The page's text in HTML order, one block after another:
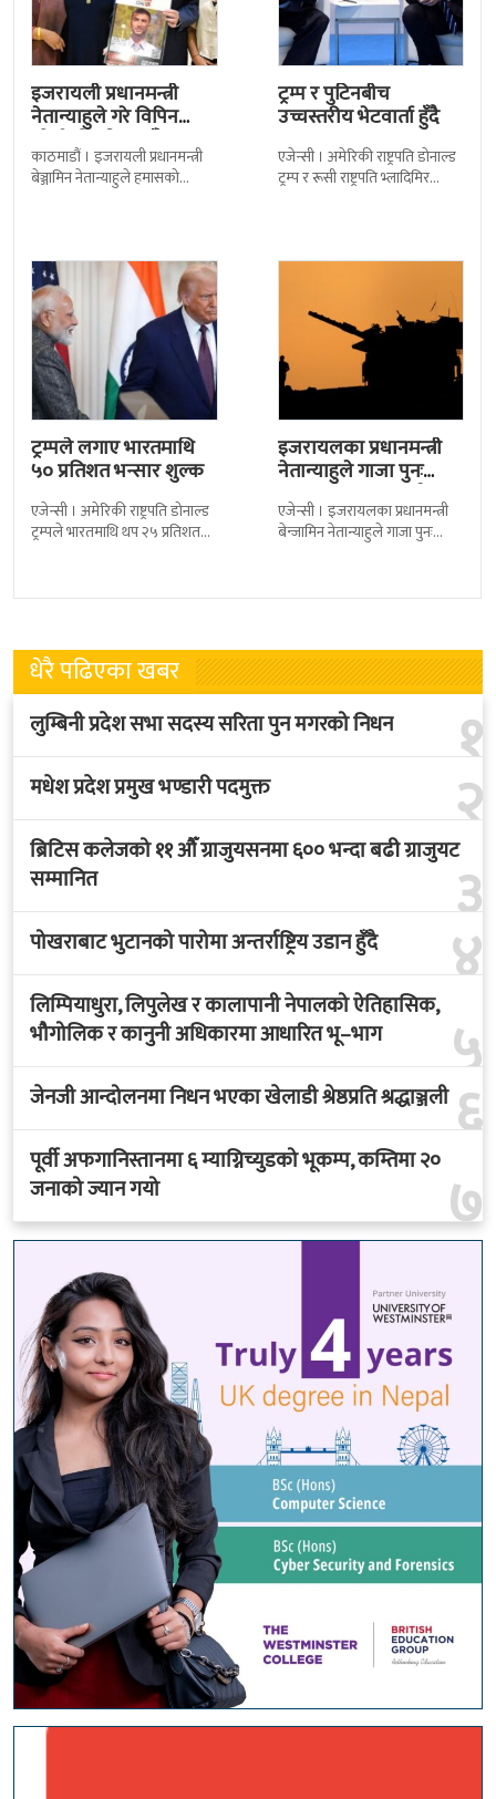
इजरायली प्रधानमन्त्री
नेतान्याहुले गरे विपिन
जोशीको परिवारसँग
भेटघाट
काठमाडौं । इजरायली प्रधानमन्त्री
बेञ्जामिन नेतान्याहुले हमासको
ट्रम्प र पुटिनबीच
उच्चस्तरीय भेटवार्ता हुँदै
एजेन्सी । अमेरिकी राष्ट्रपति डोनाल्ड
ट्रम्प र रूसी राष्ट्रपति भ्लादिमिर
ट्रम्पले लगाए भारतमाथि
५० प्रतिशत भन्सार शुल्क
एजेन्सी । अमेरिकी राष्ट्रपति डोनाल्ड
ट्रम्पले भारतमाथि थप २५ प्रतिशत
इजरायलका प्रधानमन्त्री
नेतान्याहुले गाजा पुनः
कब्जाको प्रस्ताव राखे
एजेन्सी । इजरायलका प्रधानमन्त्री
बेन्जामिन नेतान्याहुले गाजा पुनः
लगायत धेरै
धेरै पढिएका खबर
१
लुम्बिनी प्रदेश सभा सदस्य सरिता पुन मगरको निधन
२
मधेश प्रदेश प्रमुख भण्डारी पदमुक्त
३
ब्रिटिस कलेजको ११ औँ ग्राजुयसनमा ६०० भन्दा बढी ग्राजुयट
सम्मानित
४
पोखराबाट भुटानको पारोमा अन्तर्राष्ट्रिय उडान हुँदै
५
लिम्पियाधुरा, लिपुलेख र कालापानी नेपालको ऐतिहासिक,
भौगोलिक र कानुनी अधिकारमा आधारित भू–भाग
६
जेनजी आन्दोलनमा निधन भएका खेलाडी श्रेष्ठप्रति श्रद्धाञ्जली
७
पूर्वी अफगानिस्तानमा ६ म्याग्निच्युडको भूकम्प, कम्तिमा २०
जनाको ज्यान गयो